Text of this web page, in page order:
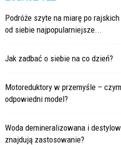
Podróże szyte na miarę po
od siebie najpopularniejsze...
Jak zadbać o siebie na co dzień?
Motoreduktory w przemyśle –
odpowiedni model?
Woda demineralizowana i
znajdują zastosowanie?